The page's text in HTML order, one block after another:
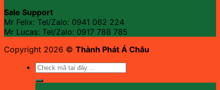
Sale Support
Mr Felix: Tel/Zalo: 0941 062 224
Mr Lucas: Tel/Zalo: 0917 788 785
Copyright 2026 © Thành Phát Á Châu
Tìm
kiếm: